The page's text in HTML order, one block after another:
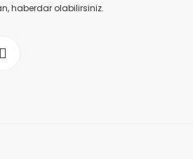
haberdar olabilirsiniz.